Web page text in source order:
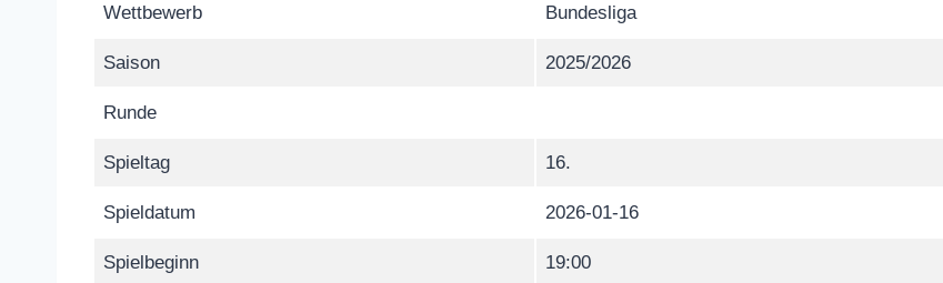
Wettbewerb Bundesliga
Saison 2025/2026
Runde
Spieltag 16.
Spieldatum 2026-01-16
Spielbeginn 19:00